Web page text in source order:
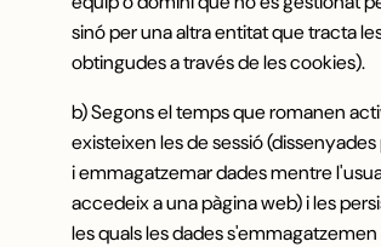
sinó per una altra entitat que tracta
obtingudes a través de les cookies).
b) Segons el temps que romanen
existeixen les de sessió
i emmagatzemar dades mentre
accedeix a una pàgina web) i les
les quals les dades